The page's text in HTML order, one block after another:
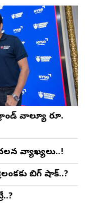
వాల్యూ రూ.
వ్యాఖ్యలు..!
బిగ్ షాక్..?